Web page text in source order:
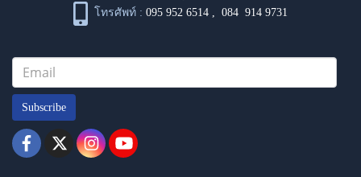
โทรศัพท์ : 095 952 6514 ,084 914 9731
Subscribe